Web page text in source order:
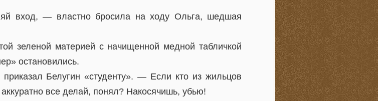
вход, — властно бросила на ходу Ольга, шедшая
зеленой материей с начищенной медной табличкой
остановились.
Белугин «студенту». — Если кто из жильцов
все делай, понял? Накосячишь, убью!